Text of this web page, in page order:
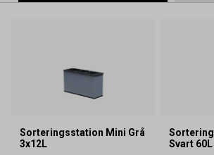
Sorteringsstation Mini Grå
3x12L
Svart 60L